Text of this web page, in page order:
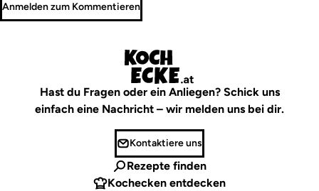
Anmelden zum Kommentieren
Hast du Fragen oder ein Anliegen? Schick uns
einfach eine Nachricht – wir melden uns bei dir.
Kontaktiere uns
Rezepte finden
Kochecken entdecken